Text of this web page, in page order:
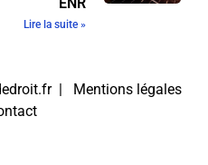
Lire la suite »
| Mentions légales